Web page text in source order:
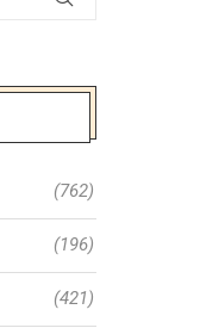
(762)
(196)
(421)